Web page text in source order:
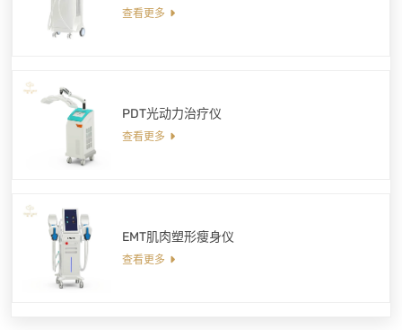
查看更多
PDT光动力治疗仪
查看更多
EMT肌肉塑形瘦身仪
查看更多